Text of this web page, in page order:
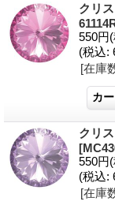
クリ
550円
(税込:
[在庫
クリ
550円
(税込:
[在庫